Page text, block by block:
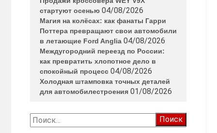
стартуют осенью 04/08/2026
Магия на колёсах: как фанаты Гарри
Поттера превращают свои автомобили
в летающие Ford Anglia 04/08/2026
Междугородний переезд по России:
как превратить хлопотное дело в
спокойный процесс 04/08/2026
Холодная штамповка точных деталей
для автомобилестроения 01/08/2026
Найти: